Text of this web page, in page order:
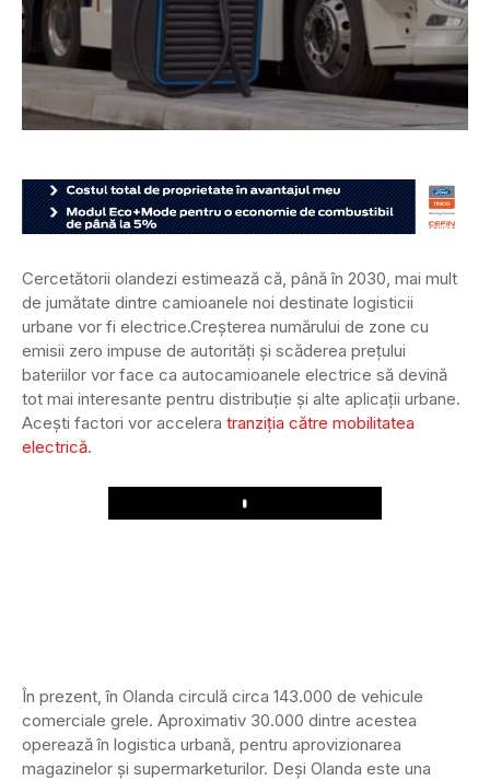
Cercetătorii olandezi estimează că, până în 2030, mai mult
de jumătate dintre camioanele noi destinate logisticii
urbane vor fi electrice.Creșterea numărului de zone cu
emisii zero impuse de autorități și scăderea prețului
bateriilor vor face ca autocamioanele electrice să devină
tot mai interesante pentru distribuție și alte aplicații urbane.
Acești factori vor accelera tranziția către mobilitatea
electrică.
Play
În prezent, în Olanda circulă circa 143.000 de vehicule
comerciale grele. Aproximativ 30.000 dintre acestea
operează în logistica urbană, pentru aprovizionarea
magazinelor și supermarketurilor. Deși Olanda este una